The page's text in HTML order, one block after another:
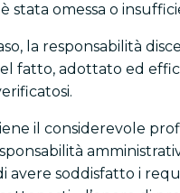
stata omessa o
la responsabilità
fatto, adottato ed
il considerevole
avere soddisfatto i